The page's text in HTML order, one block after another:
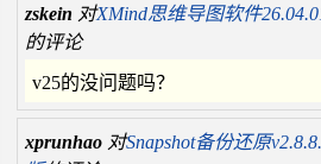
zskein 对XMind思维导图软件
的评论
v25的没问题吗？
xprunhao 对Snapshot备份还原